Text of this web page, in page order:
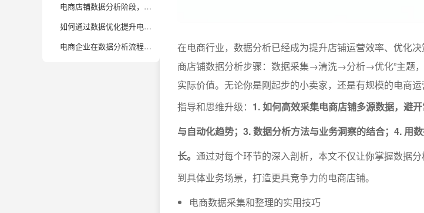
电商店铺数据分析阶段，除了基础报表，还能做哪些高级分析？
如何通过数据优化提升电商店铺的运营效果，有哪些实用策略？
电商企业在数据分析流程中常见的误区有哪些，如何避免？
在电商行业，数据分析已经成为提升店铺运营效率、优化
商店铺数据分析步骤：数据采集→清洗→分析→优化”主题
实际价值。无论你是刚起步的小卖家，还是有规模的电商
指导和思维升级： 1. 如何高效采集电商店铺多源数据，避
与自动化趋势；3. 数据分析方法与业务洞察的结合；4. 用
长。 通过对每个环节的深入剖析，本文不仅让你掌握数据
到具体业务场景，打造更具竞争力的电商店铺。
电商数据采集和整理的实用技巧